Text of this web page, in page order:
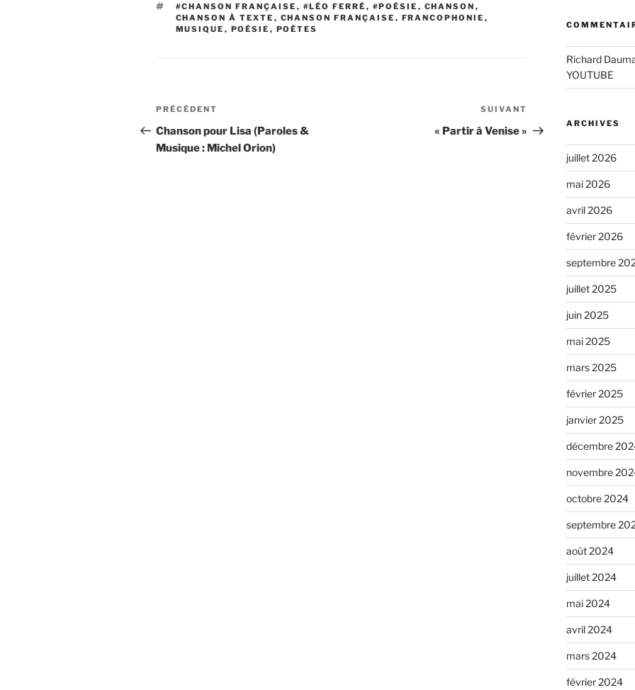
ÉTIQUETTES
#CHANSON FRANÇAISE , #LÉO FERRÉ , #POÉSIE , CHANSON ,
CHANSON À TEXTE , CHANSON FRANÇAISE , FRANCOPHONIE ,
MUSIQUE , POÉSIE , POÈTES
Navigation
de
l’article
Article
précédent
PRÉCÉDENT
Chanson pour Lisa (Paroles &
Musique : Michel Orion)
suivant
SUIVANT
« Partir à Venise »
Richard
YOUTUBE
ARCHIVES
juillet 2026
mai 2026
avril 2026
février 2026
septembre
juillet 2025
juin 2025
mai 2025
mars 2025
février 2025
janvier 2025
décembre
novembre
octobre 2024
septembre
août 2024
juillet 2024
mai 2024
avril 2024
mars 2024
février 2024